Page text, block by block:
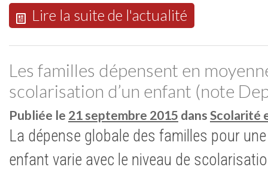
Lire la suite de l'actualité
Les familles dépensent en
scolarisation d’un enfant (note
Publiée le 21 septembre 2015 dansScolarité
La dépense globale des familles pour
enfant varie avec le niveau de